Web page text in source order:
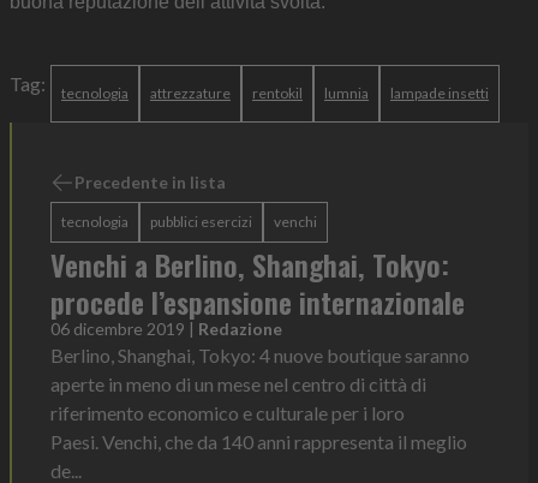
Tag: tecnologia attrezzature rentokil lumnia lampade insetti
Precedente in lista
tecnologia pubblici esercizi venchi
Venchi a Berlino, Shanghai, Tokyo:
procede l’espansione internazionale
06 dicembre 2019 | Redazione
Berlino, Shanghai, Tokyo: 4 nuove boutique saranno
aperte in meno di un mese nel centro di città di
riferimento economico e culturale per i loro
Paesi. Venchi, che da 140 anni rappresenta il meglio
de...